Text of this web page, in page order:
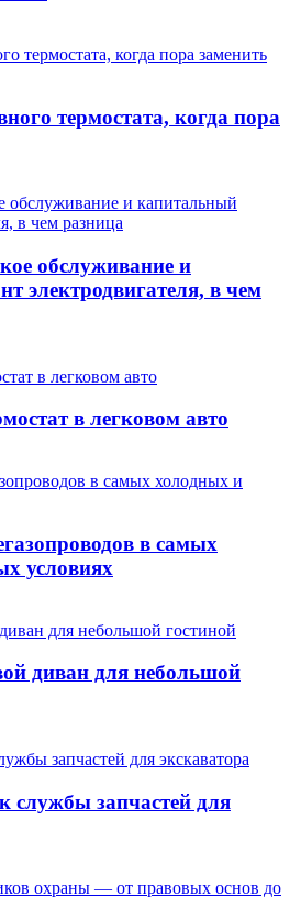
термостата, когда пора
обслуживание и
электродвигателя, в чем
в легковом авто
в самых
условиях
диван для небольшой
службы запчастей для